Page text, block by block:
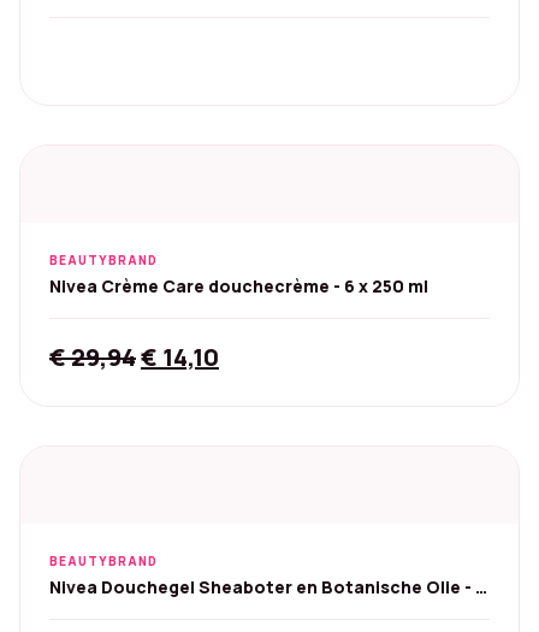
BEAUTYBRAND
Nivea Crème Care douchecrème - 6 x 250 ml
€29,94Original
€ 14,10
BEAUTYBRAND
Nivea Douchegel Sheaboter en Botanische Olie - 6